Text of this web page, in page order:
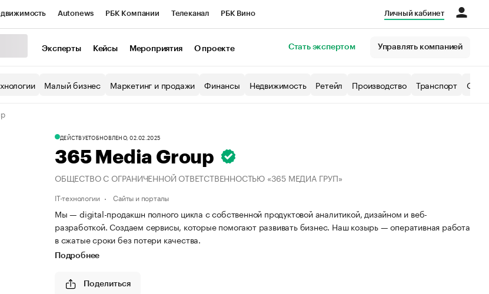
Autonews РБК Компании Телеканал РБК Вино
Экономика Бизнес
Личный кабинет
Эксперты Кейсы Мероприятия О проекте Стать экспертом Управлять компанией
Малый бизнес Маркетинг и продажи Финансы Недвижимость Ретейл Производство Транспорт
ДЕЙСТВУЕТОБНОВЛЕНО, 02.02.2025
365 Media Group
ОБЩЕСТВО С ОГРАНИЧЕННОЙ ОТВЕТСТВЕННОСТЬЮ «365 МЕДИА ГРУП»
IT-технологии Сайты и порталы
Мы — digital-продакшн полного цикла с собственной продуктовой аналитикой, дизайном и веб-
разработкой. Создаем сервисы, которые помогают развивать бизнес. Наш козырь — оперативная работа
в сжатые сроки без потери качества.
Подробнее
Поделиться